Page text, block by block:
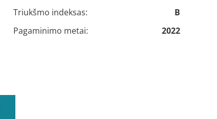
Triukšmo indeksas:
B
Pagaminimo metai:
2022